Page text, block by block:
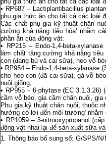
• RP687 – Lactiplantibacillus
phụ gia thức ăn cho tất cả các loài
Các chất phụ gia kỹ thuật chăn
cường khả năng tiêu hóa' nhằm
phần ăn của động vật:
• RP215 – Endo-1,4-beta-
làm chất tăng cường khả năng
con (đang bú và cai sữa), heo vỗ
• RP954 – Endo-1,4-beta-xylanase
cho heo con (đã cai sữa), gà vỗ
nuôi giống;
• RP955 – 6-phytase (EC
cầm vỗ béo, gia cầm chăn nuôi,
Phụ gia kỹ thuật chăn nuôi, thuộc
hưởng có lợi đến môi trường'
• RP1059 – 3-nitrooxypropanol
động vật nhai lại để sản xuất sữa
Thông báo bố sung số: G/SPS/